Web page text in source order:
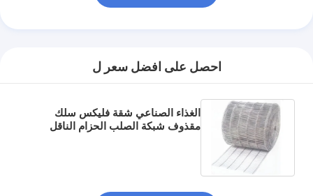
احصل على افضل سعر ل
الغذاء الصناعي شقة فليكس سلك
مقذوف شبكة الصلب الحزام الناقل